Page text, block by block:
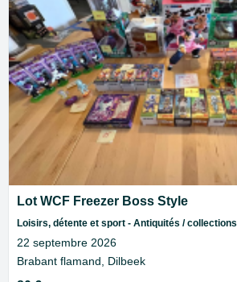
Lot WCF Freezer Boss Style
Loisirs, détente et sport - Antiquités / collections
22 septembre 2026
Brabant flamand, Dilbeek